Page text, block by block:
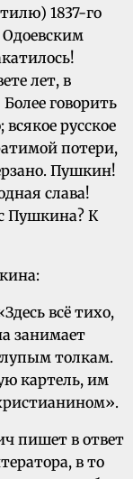
1837-го
лет, в
говорить
русское
потери,
Пушкин!
слава!
Пушкина? К
всё тихо,
занимает
толкам.
картель, им
пишет в ответ
в то